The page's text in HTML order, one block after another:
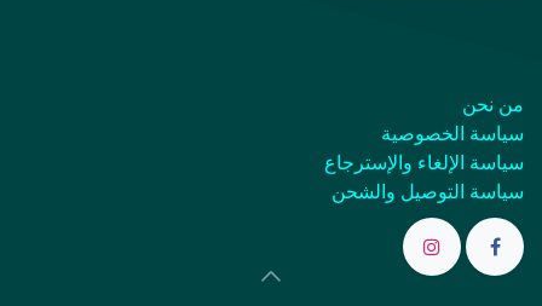
من نحن
سياسة الخصوصية
سياسة الإلغاء والإسترجاع
سياسة التوصيل والشحن